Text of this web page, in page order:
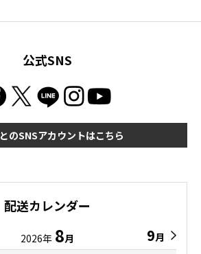
公式SNS
のSNSアカウントはこちら
配送カレンダー
2026年 8月 9月